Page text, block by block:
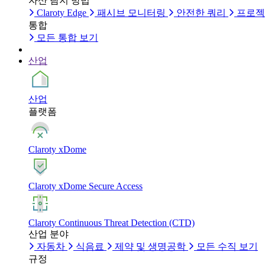
Claroty Edge
패시브 모니터링 안전한 쿼리 프로
통합
모든 통합 보기
산업
산업
플랫폼
Claroty xDome
Claroty xDome Secure Access
Claroty Continuous Threat Detection (CTD)
산업 분야
자동차
식음료 제약 및 생명공학
모든 수직 보기
규정